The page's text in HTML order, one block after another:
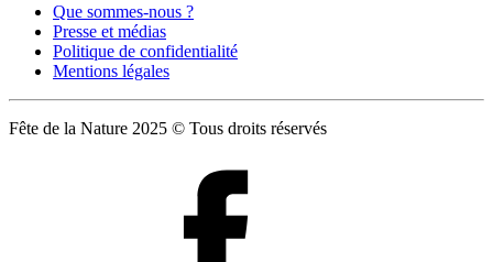
Que sommes-nous ?
Presse et médias
Politique de confidentialité
Mentions légales
Fête de la Nature 2025 © Tous droits réservés